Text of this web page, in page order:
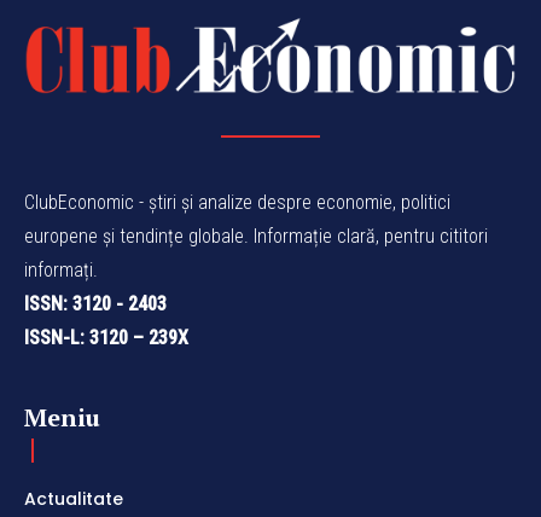
ClubEconomic - știri și analize despre economie, politici
europene și tendințe globale. Informație clară, pentru cititori
informați.
ISSN: 3120 - 2403
ISSN-L: 3120 – 239X
Meniu
Actualitate